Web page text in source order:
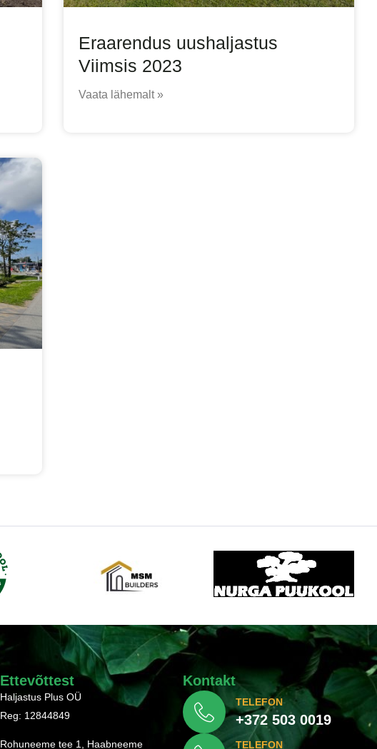
Eraarendus uushaljastus
Viimsis 2023
Vaata lähemalt »
Ettevõttest
Haljastus Plus OÜ
Reg: 12844849
Rohuneeme tee 1, Haabneeme
Kontakt
TELEFON
+372 503 0019
TELEFON